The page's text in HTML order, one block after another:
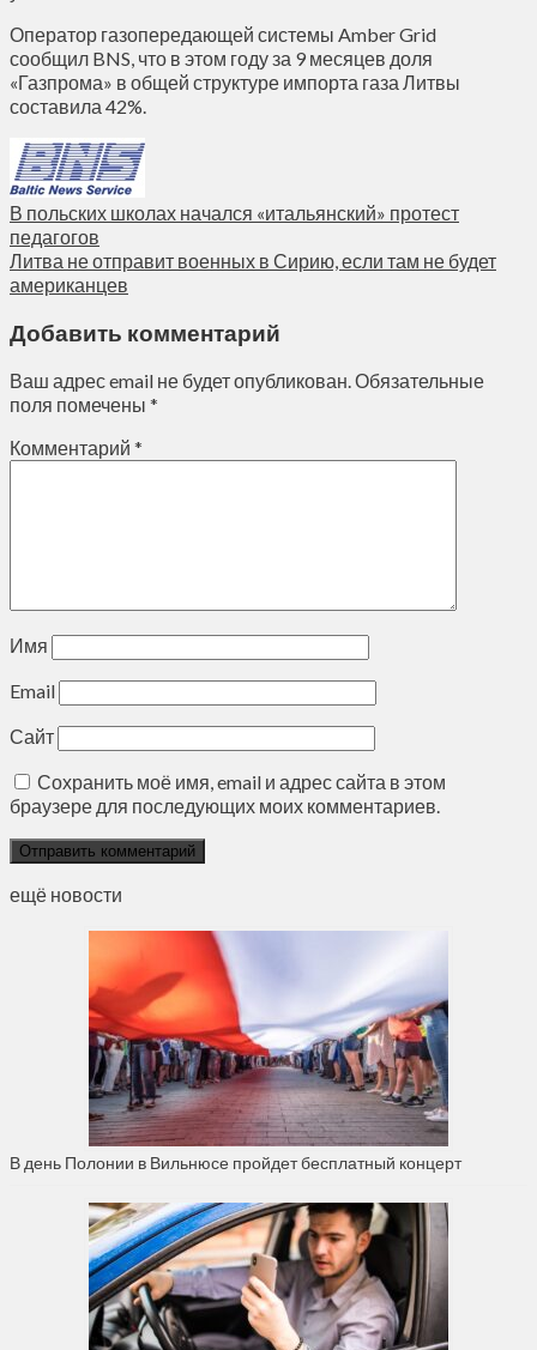
Оператор газопередающей системы Amber Grid
сообщил BNS, что в этом году за 9 месяцев доля
«Газпрома» в общей структуре импорта газа Литвы
составила 42%.
В польских школах начался «итальянский» протест
педагогов
Литва не отправит военных в Сирию, если там не будет
американцев
Добавить комментарий
Ваш адрес email не будет опубликован.Обязательные
поля помечены *
Комментарий *
Имя
Email
Сайт
Сохранить моё имя, email и адрес сайта в этом
браузере для последующих моих комментариев.
ещё новости
В день Полонии в Вильнюсе пройдет бесплатный концерт